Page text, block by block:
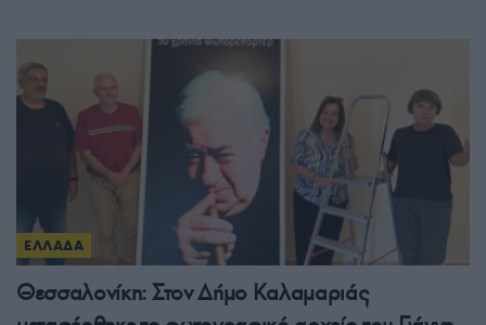
ΕΛΛΑΔΑ
Θεσσαλονίκη: Στον Δήμο Καλαμαριάς